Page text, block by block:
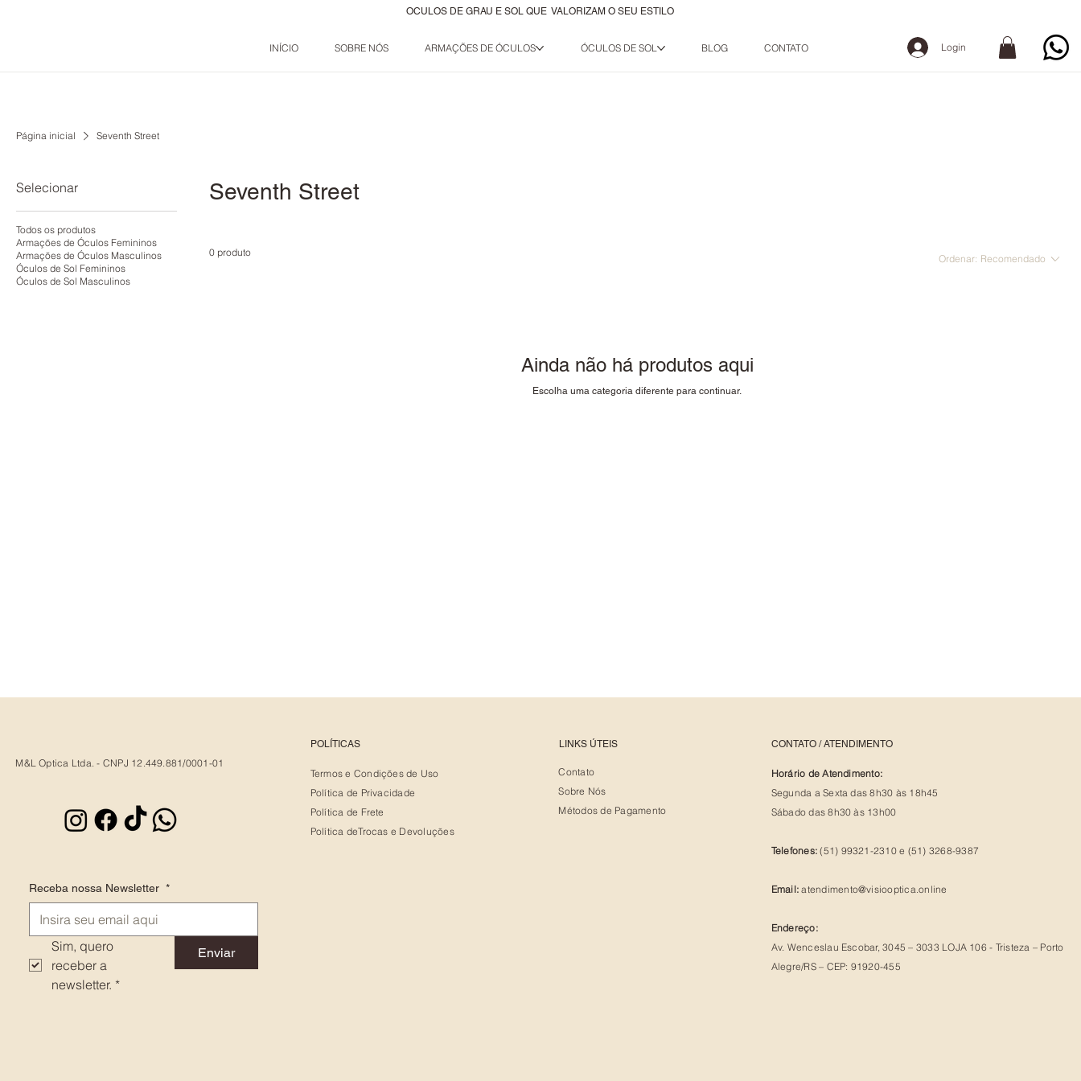
OCULOS DE GRAU E SOL QUE VALORIZAM O SEU ESTILO
INÍCIO SOBRE NÓS ARMAÇÕES DE ÓCULOS ÓCULOS DE SOL BLOG CONTATO Login
Página inicial Seventh Street
Selecionar
Todos os produtos
Armações de Óculos Femininos
Armações de Óculos Masculinos
Óculos de Sol Femininos
Óculos de Sol Masculinos
Seventh Street
0 produto
Ordenar: Recomendado
Ainda não há produtos aqui
Escolha uma categoria diferente para continuar.
M&L Optica Ltda. - CNPJ 12.449.881/0001-01
Receba nossa Newsletter *
Sim, quero
receber a
newsletter. *
Enviar
POLÍTICAS
Termos e Condições de Uso
Política de Privacidade
Política de Frete
Política deTrocas e Devoluções
LINKS ÚTEIS
Contato
Sobre Nós
Métodos de Pagamento
CONTATO / ATENDIMENTO
Horário de Atendimento:
Segunda a Sexta das 8h30 às 18h45
Sábado das 8h30 às 13h00
Telefones: (51) 99321-2310 e (51) 3268-9387
Email:atendimento@visiooptica.online
Endereço:
Av. Wenceslau Escobar, 3045 – 3033 LOJA 106 - Tristeza – Porto
Alegre/RS – CEP: 91920-455